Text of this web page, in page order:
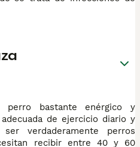
bastante enérgico y
de ejercicio diario y
verdaderamente perros
recibir entre 40 y 60